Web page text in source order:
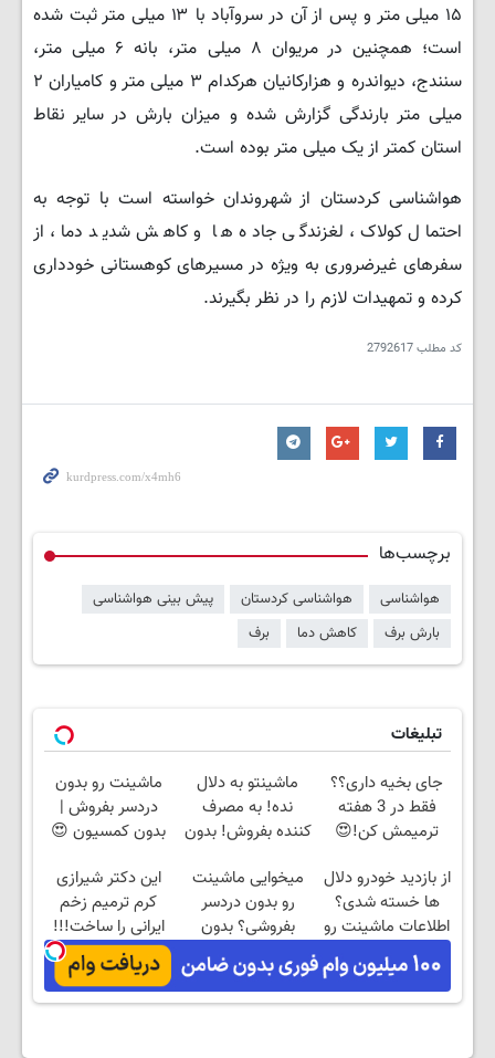
۱۵ میلی متر و پس از آن در سروآباد با ۱۳ میلی متر ثبت شده
است؛ همچنین در مریوان ۸ میلی متر، بانه ۶ میلی متر،
سنندج، دیواندره و هزارکانیان هرکدام ۳ میلی متر و کامیاران ۲
میلی متر بارندگی گزارش شده و میزان بارش در سایر نقاط
استان کمتر از یک میلی متر بوده است.
هواشناسی کردستان از شهروندان خواسته است با توجه به
احتمال کولاک، لغزندگی جاده ها و کاهش شدید دما، از
سفرهای غیرضروری به ویژه در مسیرهای کوهستانی خودداری
کرده و تمهیدات لازم را در نظر بگیرند.
کد مطلب2792617
برچسب‌ها
هواشناسی هواشناسی کردستان
پیش بینی هواشناسی
بارش برف
کاهش دما برف
تبلیغات
جای بخیه داری؟؟
فقط در 3 هفته
ترمیمش کن!😍
ماشینتو به دلال
نده! به مصرف
کننده بفروش! بدون
ماشینت رو بدون
دردسر بفروش |
بدون کمسیون 😍
از بازدید خودرو دلال
ها خسته شدی؟
اطلاعات ماشینت رو
اینجا ثبت کن
میخوایی ماشینت
رو بدون دردسر
بفروشی؟ بدون
کمیسیون
این دکتر شیرازی
کرم ترمیم زخم
ایرانی را ساخت!!!